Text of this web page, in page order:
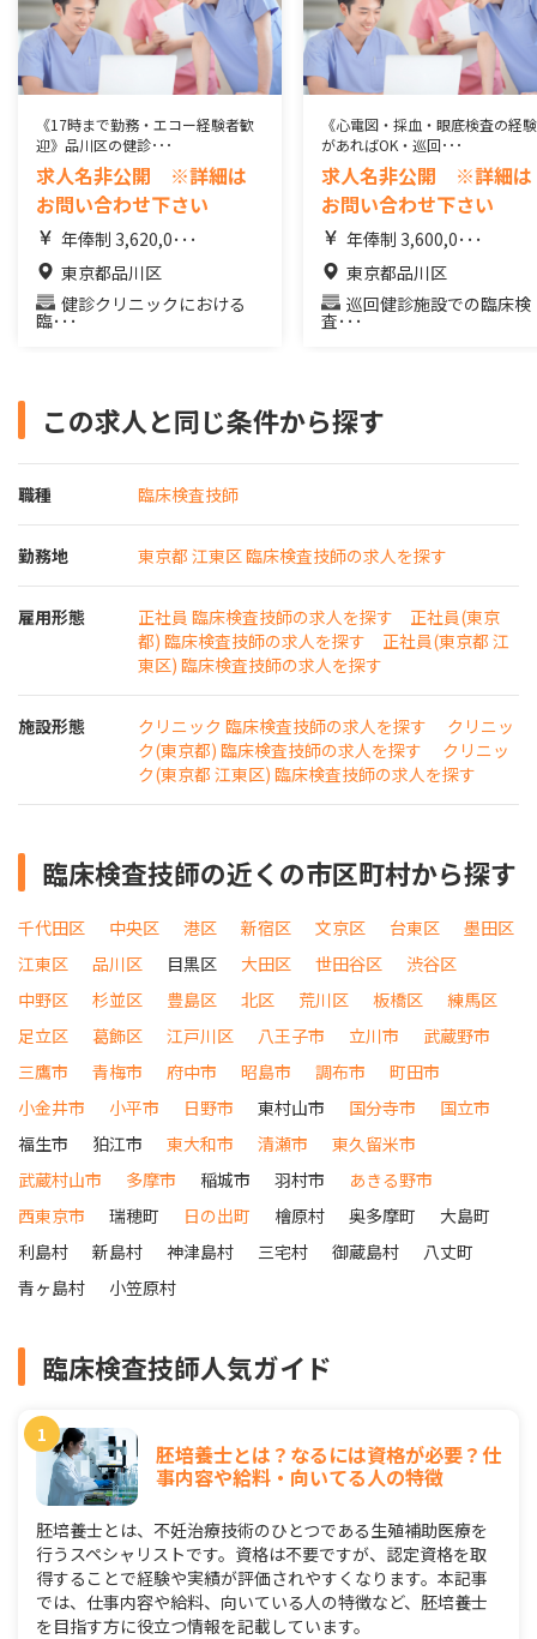
《17時まで勤務・エコー経験者歓
迎》品川区の健診･･･
求人名非公開 ※詳細は
お問い合わせ下さい
年俸制 3,620,0･･･
東京都品川区
健診クリニックにおける
臨･･･
《心電図・採血・眼底検査の経験
があればOK・巡回･･･
求人名非公開 ※詳細は
お問い合わせ下さい
年俸制 3,600,0･･･
東京都品川区
巡回健診施設での臨床検
査･･･
この求人と同じ条件から探す
職種 臨床検査技師
勤務地 東京都 江東区 臨床検査技師の求人を探す
雇用形態 正社員 臨床検査技師の求人を探す
正社員(東京
都) 臨床検査技師の求人を探す
正社員(東京都 江
東区) 臨床検査技師の求人を探す
施設形態 クリニック 臨床検査技師の求人を探す
クリニッ
ク(東京都) 臨床検査技師の求人を探す
クリニッ
ク(東京都 江東区) 臨床検査技師の求人を探す
臨床検査技師の近くの市区町村から探す
千代田区 中央区 港区 新宿区 文京区 台東区
墨田区
江東区
品川区 目黒区 大田区 世田谷区
渋谷区
中野区
杉並区 豊島区 北区 荒川区 板橋区
練馬区
足立区
葛飾区 江戸川区 八王子市 立川市
武蔵野市
三鷹市
青梅市 府中市 昭島市 調布市
町田市
小金井市
小平市 日野市 東村山市 国分寺市
国立市
福生市
狛江市 東大和市 清瀬市
東久留米市
武蔵村山市
多摩市 稲城市 羽村市
あきる野市
西東京市
瑞穂町 日の出町 檜原村 奥多摩町
大島町
利島村
新島村 神津島村 三宅村 御蔵島村
八丈町
青ヶ島村
小笠原村
臨床検査技師人気ガイド
胚培養士とは？なるには資格が必要？仕
事内容や給料・向いてる人の特徴
胚培養士とは、不妊治療技術のひとつである生殖補助医療を
行うスペシャリストです。資格は不要ですが、認定資格を取
得することで経験や実績が評価されやすくなります。本記事
では、仕事内容や給料、向いている人の特徴など、胚培養士
を目指す方に役立つ情報を記載しています。